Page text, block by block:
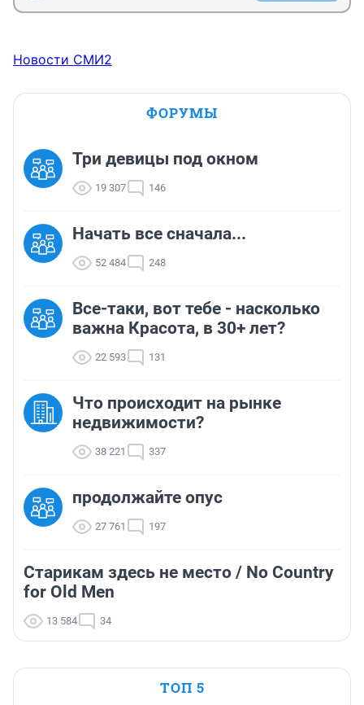
Новости СМИ2
ФОРУМЫ
Три девицы под окном
19 307 146
Начать все сначала...
52 484 248
Все-таки, вот тебе - насколько
важна Красота, в 30+ лет?
22 593 131
Что происходит на рынке
недвижимости?
38 221 337
продолжайте опус
27 761 197
Старикам здесь не место / No Country
for Old Men
13 584 34
ТОП 5